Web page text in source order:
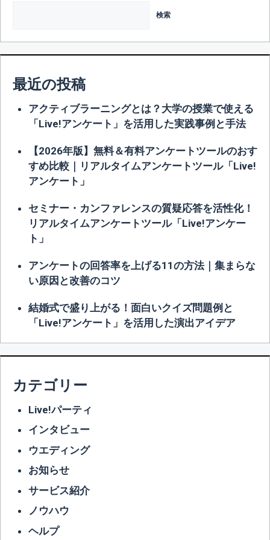
検索
最近の投稿
アクティブラーニングとは？大学の授業で使える
「Live!アンケート」を活用した実践事例と手法
【2026年版】無料＆有料アンケートツールのおす
すめ比較｜リアルタイムアンケートツール「Live!
アンケート」
セミナー・カンファレンスの質疑応答を活性化！
リアルタイムアンケートツール「Live!アンケー
ト」
アンケートの回答率を上げる11の方法｜集まらな
い原因と改善のコツ
結婚式で盛り上がる！面白いクイズ問題例と
「Live!アンケート」を活用した演出アイデア
カテゴリー
Live!パーティ
インタビュー
ウエディング
お知らせ
サービス紹介
ノウハウ
ヘルプ